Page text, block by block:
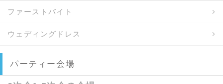
ファーストバイト
ウェディングドレス
パーティー会場